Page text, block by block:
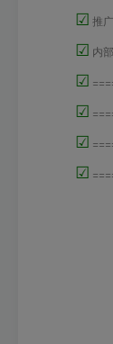
☑ 推
☑ 内
☑
☑
☑
☑